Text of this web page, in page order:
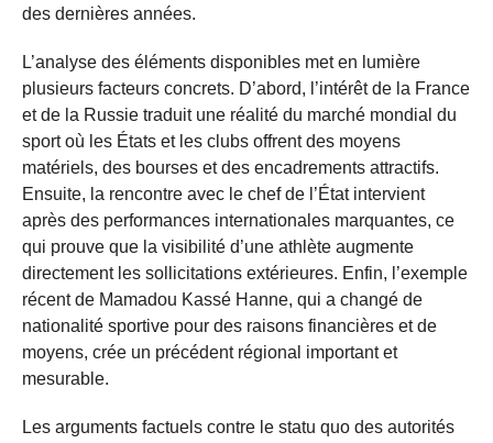
des dernières années.
L’analyse des éléments disponibles met en lumière
plusieurs facteurs concrets. D’abord, l’intérêt de la France
et de la Russie traduit une réalité du marché mondial du
sport où les États et les clubs offrent des moyens
matériels, des bourses et des encadrements attractifs.
Ensuite, la rencontre avec le chef de l’État intervient
après des performances internationales marquantes, ce
qui prouve que la visibilité d’une athlète augmente
directement les sollicitations extérieures. Enfin, l’exemple
récent de Mamadou Kassé Hanne, qui a changé de
nationalité sportive pour des raisons financières et de
moyens, crée un précédent régional important et
mesurable.
Les arguments factuels contre le statu quo des autorités